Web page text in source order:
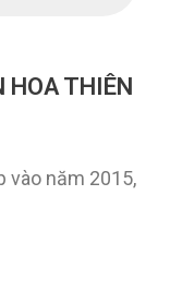
HOA THIÊN
vào năm 2015,